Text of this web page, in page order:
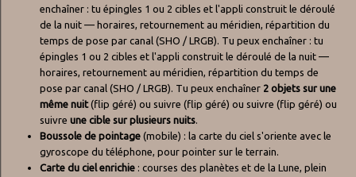
enchaîner : tu épingles 1 ou 2 cibles et l'appli construit le déroulé
de la nuit — horaires, retournement au méridien, répartition du
temps de pose par canal (SHO / LRGB). Tu peux enchaîner : tu
épingles 1 ou 2 cibles et l'appli construit le déroulé de la nuit —
horaires, retournement au méridien, répartition du temps de
pose par canal (SHO / LRGB). Tu peux enchaîner 2 objets sur une
même nuit(flip géré) ou suivre (flip géré) ou suivre (flip géré) ou
suivre une cible sur plusieurs nuits.
Boussole de pointage (mobile) : la carte du ciel s'oriente avec le
gyroscope du téléphone, pour pointer sur le terrain.
Carte du ciel enrichie : courses des planètes et de la Lune, plein